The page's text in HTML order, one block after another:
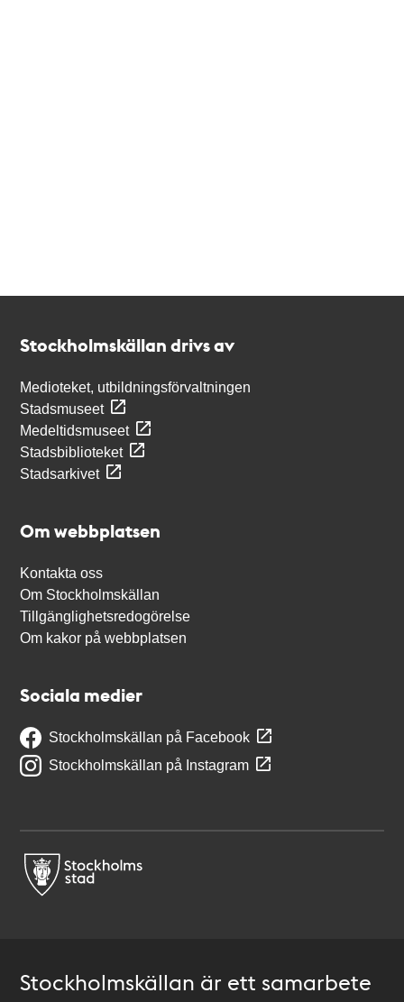
Stockholmskällan drivs av
Medioteket, utbildningsförvaltningen
Stadsmuseet
Medeltidsmuseet
Stadsbiblioteket
Stadsarkivet
Om webbplatsen
Kontakta oss
Om Stockholmskällan
Tillgänglighetsredogörelse
Om kakor på webbplatsen
Sociala medier
Stockholmskällan på Facebook
Stockholmskällan på Instagram
Stockholmskällan är ett samarbete